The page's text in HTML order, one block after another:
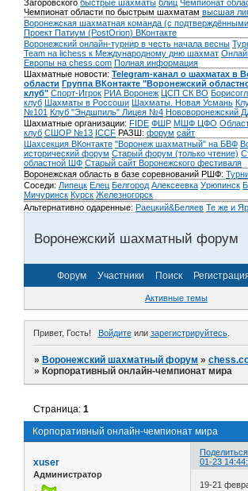
Загоровского быстрые шахматы блиц Чемпионат
Чемпионат области по быстрым шахматам высшая
Воронежская шахматная команда (с
Проект Патиум (PostOrion) ВКонтакте
Воронежский онлайн-турнир в честь начала весны
Team на lichess к Международному дню шахмат
Европы на chess.com Полная информация
Шахматные новости: Telegram-канал о шахматах в
области Группа ВКонтакте "Воронежский
клуб" Спорт-Игрок РИА Воронеж ЦСП СК ВО
клуб Шахматы в Россоши Шахматы. Новая Усмань
№101 Клуб "Эндшпиль" Лицея №4 Нововоронежский
Шахматные организации: FIDE ФШР МШФ ЦФО
клуб СШОР №13 ICCF РАЗШ: форум сайт
Шахсекция ВКонтакте "Воронеж шахматный" на БВФ
исторический форум Cтарый форум (только чтение)
областной ШФ Старый сайт Воронежского фестиваля
Воронежская область в базе соревнований РШФ:
Соседи: Липецк Елец Белгород Алексеевка Урюпинск
Мичуринск Курск Железногорск
Альтернативно одаренные: Раецкий&Беляев Те же и
Воронежский шахматный форум
Форум Участники Поиск
Активные темы
Привет, Гость! Войдитеили зарегистрируйтесь.
»Воронежский шахматный форум »
»Корпоративный онлайн-чемпионат мира
Корпоративный онлайн-чемпионат мира
Страница:1
Поделиться
01-23
xuser
Администратор
19-21